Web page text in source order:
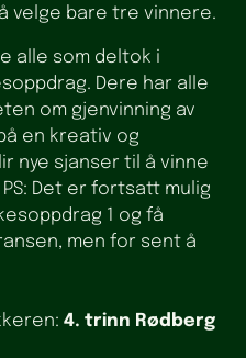
velge bare tre vinnere.
alle som deltok i
Dere har alle
om gjenvinning av
en kreativ og
nye sjanser til å vinne
Det er fortsatt mulig
1 og få
men for sent å
4. trinn Rødberg